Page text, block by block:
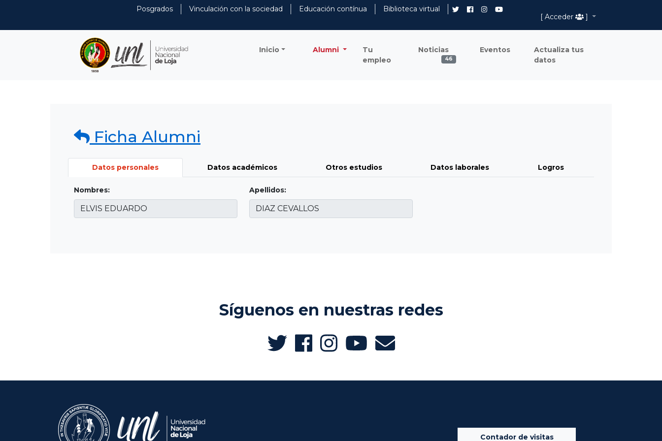
Posgrados Vinculación con la sociedad Educación contínua
Biblioteca virtual
[ Acceder
]
Inicio Alumni
Tu
empleo
Noticias
46
Eventos
Actualiza tus
datos
Ficha Alumni
Datos personales Datos académicos Otros estudios Datos laborales Logros
Nombres: Apellidos:
Síguenos en nuestras redes
Contador de visitas